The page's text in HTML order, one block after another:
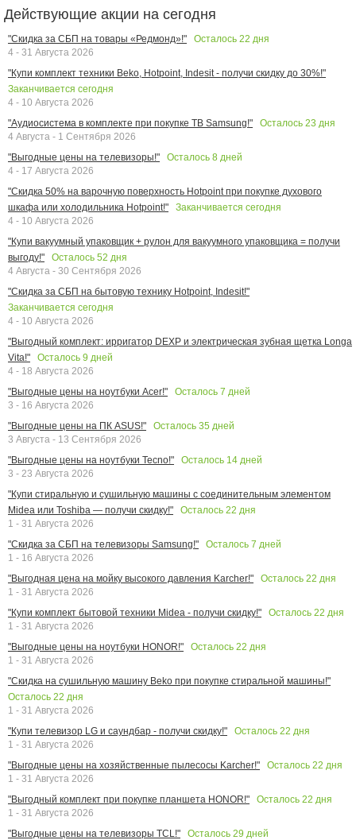
Действующие акции на сегодня
"Скидка за СБП на товары «Редмонд»!" Осталось 22 дня
4 - 31 Августа 2026
"Купи комплект техники Beko, Hotpoint, Indesit - получи скидку до 30%!"
Заканчивается сегодня
4 - 10 Августа 2026
"Аудиосистема в комплекте при покупке ТВ Samsung!"
Осталось 23 дня
4 Августа - 1 Сентября 2026
"Выгодные цены на телевизоры!"
Осталось 8 дней
4 - 17 Августа 2026
"Скидка 50% на варочную поверхность Hotpoint при покупке духового
шкафа или холодильника Hotpoint!"
Заканчивается сегодня
4 - 10 Августа 2026
"Купи вакуумный упаковщик + рулон для вакуумного упаковщика = получи
выгоду!"
Осталось 52 дня
4 Августа - 30 Сентября 2026
"Скидка за СБП на бытовую технику Hotpoint, Indesit!"
Заканчивается сегодня
4 - 10 Августа 2026
"Выгодный комплект: ирригатор DEXP и электрическая зубная щетка Longa
Vita!"
Осталось 9 дней
4 - 18 Августа 2026
"Выгодные цены на ноутбуки Acer!"
Осталось 7 дней
3 - 16 Августа 2026
"Выгодные цены на ПК ASUS!"
Осталось 35 дней
3 Августа - 13 Сентября 2026
"Выгодные цены на ноутбуки Tecno!"
Осталось 14 дней
3 - 23 Августа 2026
"Купи стиральную и сушильную машины с соединительным элементом
Midea или Toshiba — получи скидку!"
Осталось 22 дня
1 - 31 Августа 2026
"Скидка за СБП на телевизоры Samsung!"
Осталось 7 дней
1 - 16 Августа 2026
"Выгодная цена на мойку высокого давления Karcher!"
Осталось 22 дня
1 - 31 Августа 2026
"Купи комплект бытовой техники Midea - получи скидку!"
Осталось 22 дня
1 - 31 Августа 2026
"Выгодные цены на ноутбуки HONOR!"
Осталось 22 дня
1 - 31 Августа 2026
"Скидка на сушильную машину Beko при покупке стиральной машины!"
Осталось 22 дня
1 - 31 Августа 2026
"Купи телевизор LG и саундбар - получи скидку!"
Осталось 22 дня
1 - 31 Августа 2026
"Выгодные цены на хозяйственные пылесосы Karcher!"
Осталось 22 дня
1 - 31 Августа 2026
"Выгодный комплект при покупке планшета HONOR!"
Осталось 22 дня
1 - 31 Августа 2026
"Выгодные цены на телевизоры TCL!"
Осталось 29 дней